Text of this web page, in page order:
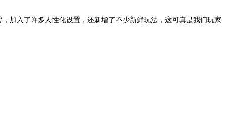
加入了许多人性化设置，还新增了不少新鲜玩法，这可真是我们玩家